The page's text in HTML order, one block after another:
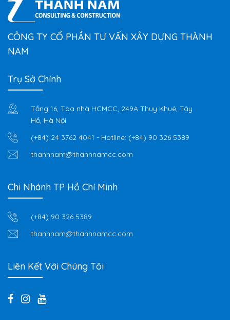
CÔNG TY CỔ PHẦN TƯ VẤN XÂY DỰNG THÀNH
NAM
Trụ Sở Chính
Tầng 16, Tòa nhà HCMCC, 249A Thụy Khuê, Tây
Hồ, Hà Nội
(+84) 24 3762 4041 - Hotline: (+84) 90 326 5389
thanhnam@thanhnamcc.com
Chi Nhánh TP Hồ Chí Minh
(+84) 90 326 5389
thanhnam@thanhnamcc.com
Liên Kết Với Chúng Tôi